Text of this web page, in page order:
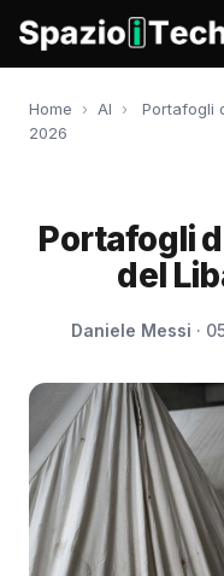
Home › AI ›
Portafogli
2026
Portafogli
del
Daniele Messi ·